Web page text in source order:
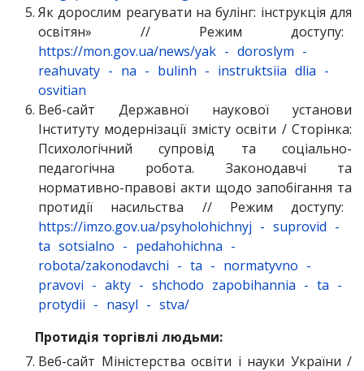
Як дорослим реагувати на булінг: інструкція для
освітян» // Режим доступу:
https://mon.gov.ua/news/yak - doroslym -
reahuvaty - na - bulinh - instruktsiia dlia -
osvitian
Веб-сайт Державної наукової установи
Інституту модернізації змісту освіти / Сторінка:
Психологічний супровід та соціально-
педагогічна робота. Законодавчі та
нормативно-правові акти щодо запобігання та
протидії насильства // Режим доступу:
https://imzo.gov.ua/psyholohichnyj - suprovid -
ta sotsialno - pedahohichna -
robota/zakonodavchi - ta - normatyvno -
pravovi - akty - shchodo zapobihannia - ta -
protydii - nasyl - stva/
Протидія торгівлі людьми:
Веб-сайт Міністерства освіти і науки України /